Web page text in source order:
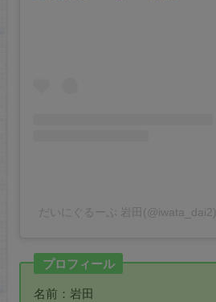
だいにぐるーぷ 岩田
プロフィール
名前：岩田